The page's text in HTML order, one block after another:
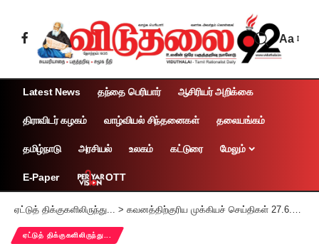
Aa
Latest News தந்தை பெரியார் ஆசிரியர் அறிக்கை
திராவிடர் கழகம் வாழ்வியல் சிந்தனைகள் தலையங்கம்
தமிழ்நாடு அரசியல் உலகம் கட்டுரை மேலும்
E-Paper OTT
ஏட்டுத் திக்குகளிலிருந்து... > கவனத்திற்குரிய முக்கியச் செய்திகள் 27.6.2026
ஏட்டுத் திக்குகளிலிருந்து...